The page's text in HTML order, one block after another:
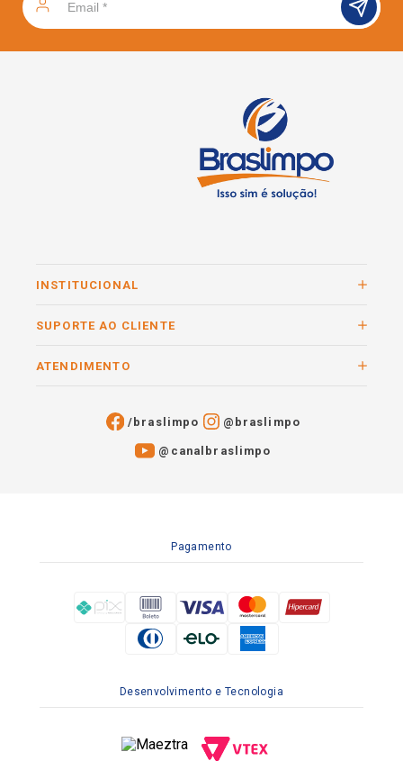
INSTITUCIONAL
SUPORTE AO CLIENTE
ATENDIMENTO
/braslimpo @braslimpo
@canalbraslimpo​
Pagamento
Desenvolvimento e Tecnologia